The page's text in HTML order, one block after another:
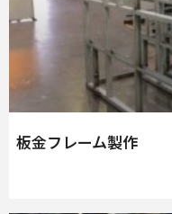
板金フレーム製作